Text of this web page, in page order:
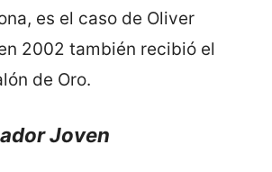
es el caso de Oliver
2002 también recibió el
de Oro.
Joven